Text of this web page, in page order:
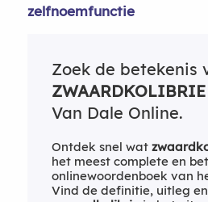
zelfnoemfunctie
Zoek de betekenis
ZWAARDKOLIBRIE
Van Dale Online.
Ontdek snel wat
het meest complete en
onlinewoordenboek van
Vind de definitie, uitleg